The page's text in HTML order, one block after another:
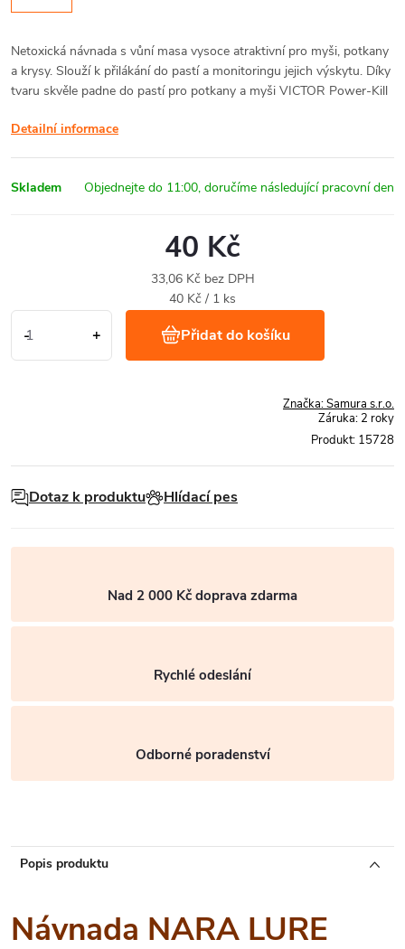
Netoxická návnada s vůní masa vysoce atraktivní pro myši, potkany
a krysy. Slouží k přilákání do pastí a monitoringu jejich výskytu. Díky
tvaru skvěle padne do pastí pro potkany a myši VICTOR Power-Kill
Detailní informace
Skladem
40 Kč
33,06 Kč bez DPH
Měrná
40 Kč / 1 ks
Přidat do košíku
Značka:Samura s.r.o.
Záruka: 2 roky
Produkt: 15728
Dotaz k produktu Hlídací pes
Nad 2 000 Kč doprava zdarma
Rychlé odeslání
Odborné poradenství
Popis produktu
Návnada NARA LURE